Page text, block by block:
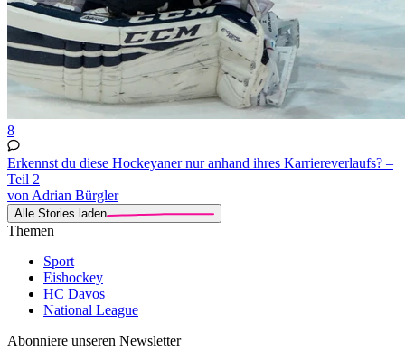
8
Erkennst du diese Hockeyaner nur anhand ihres Karriereverlaufs? –
Teil 2
von Adrian Bürgler
Alle Stories laden
Themen
Sport
Eishockey
HC Davos
National League
Abonniere unseren Newsletter